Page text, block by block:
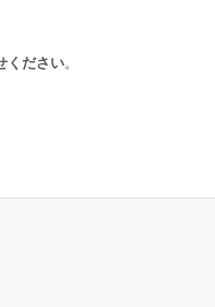
ください。